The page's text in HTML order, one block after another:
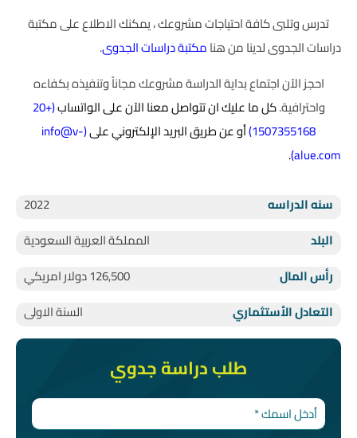
سنه الدراسه
2022
البلد
المملكة العربية السعودية
رأس المال
126,500 دولار امريكي
التعادل الأستثماري
السنة الاولى
طلب دراسة جدوي
تدرس وتلبى كافة احتياجات مشروعك ، يمكنك الاطلاع على مكتبة
دراسات الجدوى لدينا من هنامكتبة دراسات الجدوى.
احجز الآن اجتماع بداية الدراسة مشروعك مجاناً وتنفيذه بكفاءه
واحترافية.كل ما عليك ان تتواصل معنا الآن على الواتساب(
+20
1507355168
)أو عن طريق البريد الإلكتروني على(
info@v-
alue.com
)
.